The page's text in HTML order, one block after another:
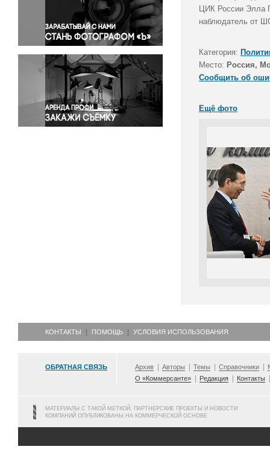
Правосудие
Происшествия и конфликты
Религия
Светская жизнь
Спорт
Экология
Экономика и бизнес
ЦИК России Элла
наблюдатель от
Категория:
Место: Россия,
Сообщить об
Ещё фото
КОНТАКТЫ ПОМОЩЬ УСЛОВИЯ ИСПОЛЬЗОВАНИЯ
ОБРАТНАЯ СВЯЗЬ Архив Авторы Темы Справочники
О «Коммерсанте»
Редакция Контакты
МАТЕРИАЛЫ С ТАКОЙ МЕТКОЙ, ПАРТНЕРСКИЕ ПРОЕКТЫ И НОВОСТИ
КОМПАНИЙ ОПУБЛИКОВАНЫ НА КОММЕРЧЕСКОЙ ОСНОВЕ